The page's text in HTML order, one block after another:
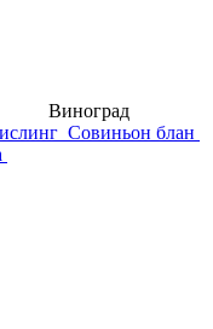
Виноград
Совиньон блан